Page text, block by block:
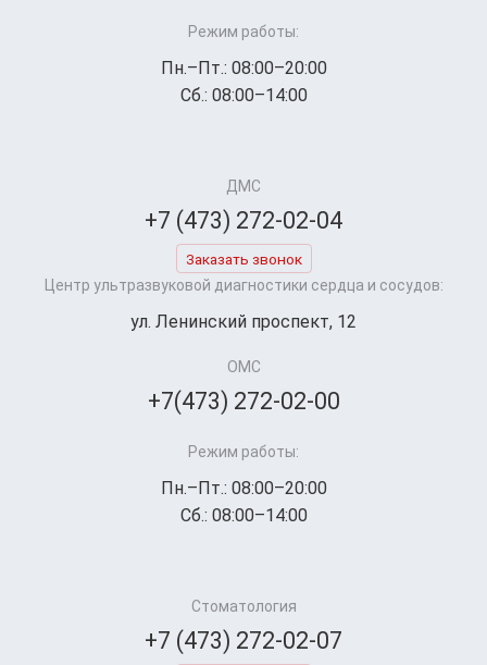
Режим работы:
Пн.–Пт.: 08:00–20:00
Сб.: 08:00–14:00
ДМС
+7 (473) 272-02-04
Заказать звонок
Центр ультразвуковой диагностики сердца и сосудов:
ул. Ленинский проспект, 12
ОМС
+7(473) 272-02-00
Режим работы:
Пн.–Пт.: 08:00–20:00
Сб.: 08:00–14:00
Стоматология
+7 (473) 272-02-07